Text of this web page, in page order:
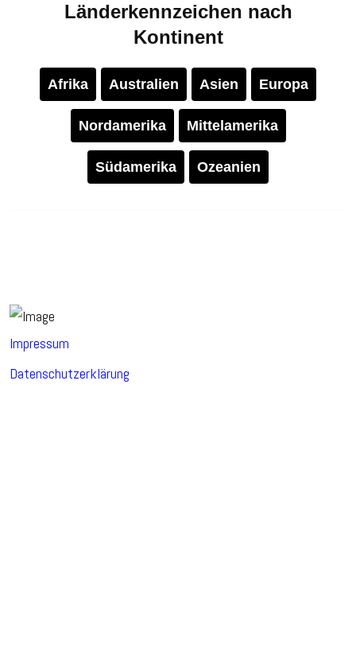
Länderkennzeichen nach
Kontinent
Afrika Australien Asien Europa
Nordamerika Mittelamerika
Südamerika Ozeanien
Impressum
Datenschutzerklärung